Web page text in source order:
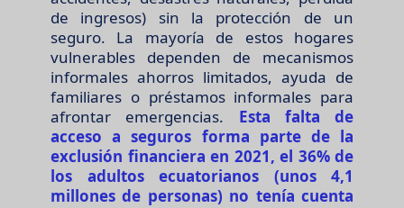
de ingresos) sin la protección de un
seguro. La mayoría de estos hogares
vulnerables dependen de mecanismos
informales ahorros limitados, ayuda de
familiares o préstamos informales para
afrontar emergencias. Esta falta de
acceso a seguros forma parte de la
exclusión financiera en 2021, el 36% de
los adultos ecuatorianos (unos 4,1
millones de personas) no tenía cuenta